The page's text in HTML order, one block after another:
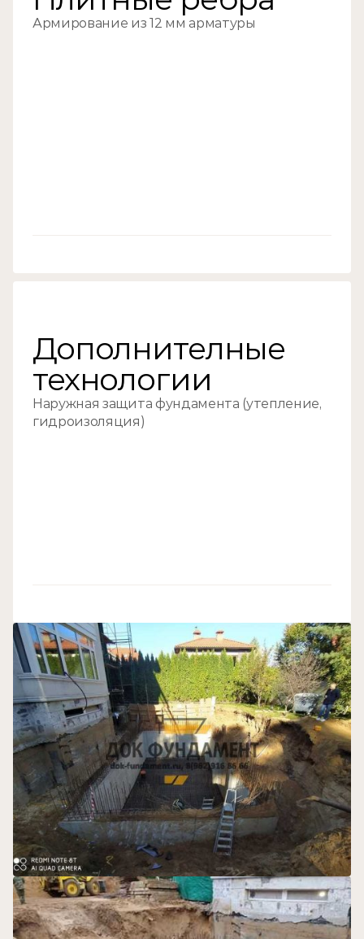
Армирование из 12 мм арматуры
Дополнителные
технологии
Наружная защита фундамента (утепление,
гидроизоляция)
//04